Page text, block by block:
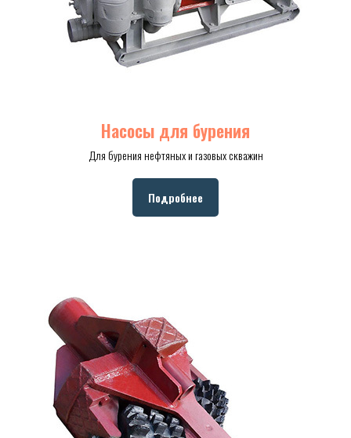
Насосы для бурения
Для бурения нефтяных и газовых скважин
Подробнее